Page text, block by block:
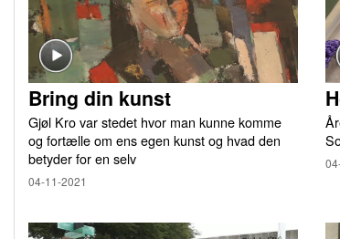
Bring din kunst
Gjøl Kro var stedet hvor man kunne komme
og fortælle om ens egen kunst og hvad den
betyder for en selv
04-11-2021